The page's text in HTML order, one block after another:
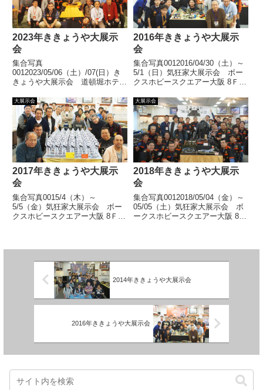
2023年ききょうや大展示
会
集合写真
0012023/05/06（土）/07(日）き
きょうや大展示会 道頓堀ホテル
会を開催いたしました。おかげさ
まで無事終了いたしました。多数
ご来場いただきまして誠にありが
とうございました。展示風景/激
安市風... 【続きを読む】
2016年ききょうや大展示
会
集合写真0012016/04/30（土）～
5/1（日）気狂家大展示会 ボー
クスホビースクエアー大阪 8Ｆホ
クエアー大阪での大展示会、おか
げさまで無事終了いたしました。
多数ご来場いただきましてありが
とうございまし... 【続きを読
む】
大展示会
2017年ききょうや大展示
会
集合写真0015/4（木）～
5/5（金）気狂家大展示会 ボー
クスホビースクエアー大阪 8Ｆホ
とうございました。展示風景
ア... 【続きを読む】
大展示会
2018年ききょうや大展示
会
集合写真0012018/05/04（金）～
05/05（土）気狂家大展示会 ボ
ークスホビースクエアー大阪 8Ｆ
りがとうござい... 【続きを読
2014年ききょうや大展示会
2016年ききょうや大展示会